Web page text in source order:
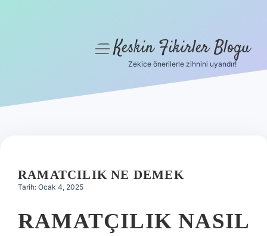
Hakkımızda
menüyüKeskin Fikirler Blogu
Zekice önerilerle zihnini uyandır!
RAMATCILIK NE DEMEK
Tarih: Ocak 4, 2025
RAMATÇILIK NASIL